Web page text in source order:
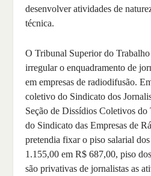
desenvolver atividades de
técnica.
O Tribunal Superior do
irregular o enquadramento de
em empresas de radiodifusão.
coletivo do Sindicato dos
Seção de Dissídios Coletivos do
do Sindicato das Empresas de
pretendia fixar o piso salarial
1.155,00 em R$ 687,00, piso
são privativas de jornalistas as